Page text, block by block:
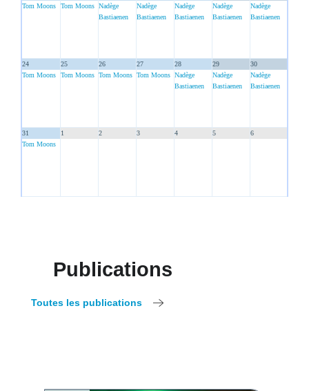
Tom Moons
Tom Moons Nadège
Bastiaenen
Nadège
Bastiaenen
Nadège
Bastiaenen
Nadège
Bastiaenen
Nadège
Bastiaenen
24
Tom Moons
25
Tom Moons
26
Tom Moons
27
Tom Moons
28
Nadège
Bastiaenen
29
Nadège
Bastiaenen
30
Nadège
Bastiaenen
31
Tom Moons
1 2 3 4 5 6
Publications
Toutes les publications